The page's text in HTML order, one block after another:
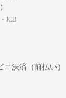
JCB
ニ決済（前払い）